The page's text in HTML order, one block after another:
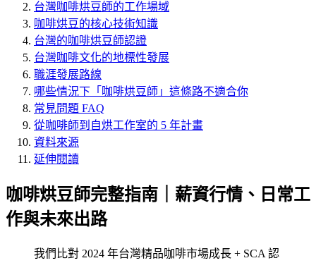
台灣咖啡烘豆師的工作場域
咖啡烘豆的核心技術知識
台灣的咖啡烘豆師認證
台灣咖啡文化的地標性發展
職涯發展路線
哪些情況下「咖啡烘豆師」這條路不適合你
常見問題 FAQ
從咖啡師到自烘工作室的 5 年計畫
資料來源
延伸閱讀
咖啡烘豆師完整指南｜薪資行情、日常工
作與未來出路
我們比對 2024 年台灣精品咖啡市場成長 + SCA 認